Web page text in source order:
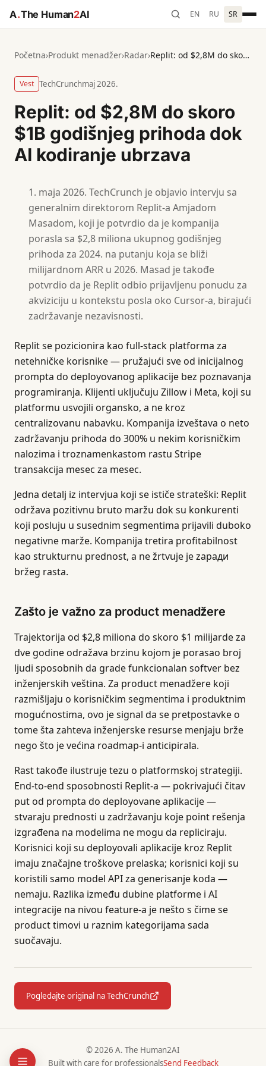
A.The Human2AI EN RU SR
Početna›Produkt menadžer›Radar› Replit: od $2,8M do skoro $1B godišnjeg prihoda dok AI kodiranje ubrzava
Vest TechCrunchmaj 2026.
Replit: od $2,8M do skoro
$1B godišnjeg prihoda dok
AI kodiranje ubrzava
maja 2026. TechCrunch je objavio intervju sa
generalnim direktorom Replit-a Amjadom
Masadom, koji je potvrdio da je kompanija
porasla sa $2,8 miliona ukupnog godišnjeg
prihoda za 2024. na putanju koja se bliži
milijardnom ARR u 2026. Masad je takođe
potvrdio da je Replit odbio prijavljenu ponudu za
akviziciju u kontekstu posla oko Cursor-a, birajući
zadržavanje nezavisnosti.
Replit se pozicionira kao full-stack platforma za
netehničke korisnike — pružajući sve od inicijalnog
prompta do deployovanog aplikacije bez poznavanja
programiranja. Klijenti uključuju Zillow i Meta, koji su
platformu usvojili organsko, a ne kroz
centralizovanu nabavku. Kompanija izveštava o neto
zadržavanju prihoda do 300% u nekim korisničkim
nalozima i troznamenkastom rastu Stripe
transakcija mesec za mesec.
Jedna detalj iz intervjua koji se ističe strateški: Replit
održava pozitivnu bruto maržu dok su konkurenti
koji posluju u susednim segmentima prijavili duboko
negativne marže. Kompanija tretira profitabilnost
kao strukturnu prednost, a ne žrtvuje je zaради
bržeg rasta.
Zašto je važno za product menadžere
Trajektorija od $2,8 miliona do skoro $1 milijarde za
dve godine odražava brzinu kojom je porasao broj
ljudi sposobnih da grade funkcionalan softver bez
inženjerskih veština. Za product menadžere koji
razmišljaju o korisničkim segmentima i produktnim
mogućnostima, ovo je signal da se pretpostavke o
tome šta zahteva inženjerske resurse menjaju brže
nego što je većina roadmap-i anticipirala.
Rast takođe ilustruje tezu o platformskoj strategiji.
End-to-end sposobnosti Replit-a — pokrivajući čitav
put od prompta do deployovane aplikacije —
stvaraju prednosti u zadržavanju koje point rešenja
izgrađena na modelima ne mogu da repliciraju.
Korisnici koji su deployovali aplikacije kroz Replit
imaju značajne troškove prelaska; korisnici koji su
koristili samo model API za generisanje koda —
nemaju. Razlika između dubine platforme i AI
integracije na nivou feature-a je nešto s čime se
product timovi u raznim kategorijama sada
suočavaju.
Pogledajte original na TechCrunch
© 2026 A. The Human2AI
Built with care for professionalsSend Feedback